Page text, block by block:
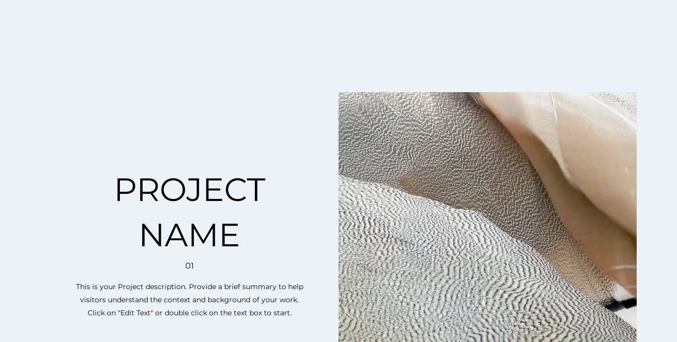
PROJECT
NAME
01
This is your Project description. Provide a brief summary to help
visitors understand the context and background of your work.
Click on "Edit Text" or double click on the text box to start.